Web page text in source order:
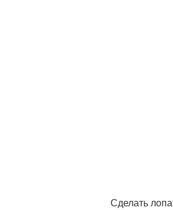
Сделать